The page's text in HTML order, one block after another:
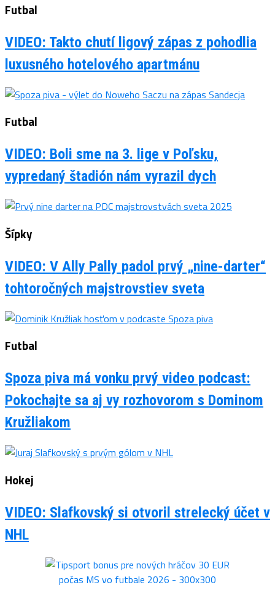
Futbal
VIDEO: Takto chutí ligový zápas z pohodlia
luxusného hotelového apartmánu
Futbal
VIDEO: Boli sme na 3. lige v Poľsku,
vypredaný štadión nám vyrazil dych
Šípky
VIDEO: V Ally Pally padol prvý „nine-darter“
tohtoročných majstrovstiev sveta
Futbal
Spoza piva má vonku prvý video podcast:
Pokochajte sa aj vy rozhovorom s Dominom
Kružliakom
Hokej
VIDEO: Slafkovský si otvoril strelecký účet v
NHL